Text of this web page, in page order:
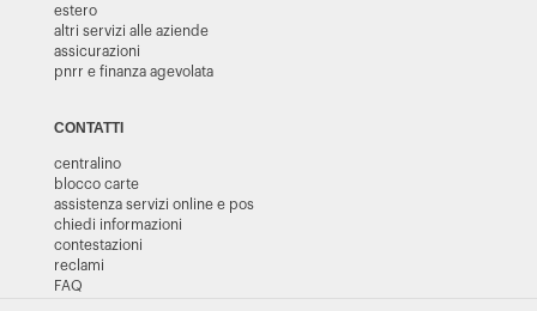
estero
altri servizi alle aziende
assicurazioni
pnrr e finanza agevolata
CONTATTI
centralino
blocco carte
assistenza servizi online e pos
chiedi informazioni
contestazioni
reclami
FAQ